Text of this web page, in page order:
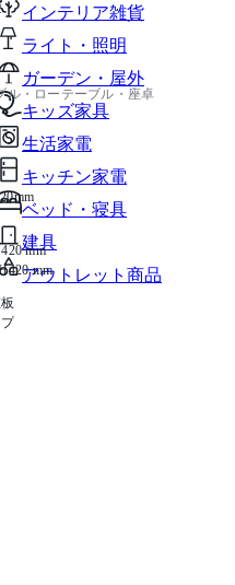
インテリア雑貨
ライト・照明
ガーデン・屋外
キッズ家具
生活家電
キッチン家電
ベッド・寝具
建具
アウトレット商品
ル・ローテーブル・座卓
mm
mm